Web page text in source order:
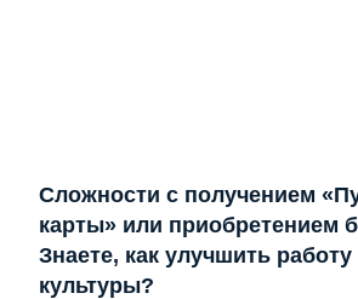
Сложности с получением
карты» или приобретением
Знаете, как улучшить
культуры?